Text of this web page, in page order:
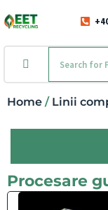
Home / Linii
Procesare